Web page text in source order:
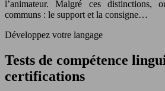
l’animateur. Malgré ces distinctions,
communs : le support et la consigne…
Développez votre langage
Tests de compétence
certifications